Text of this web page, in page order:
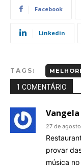
Facebook
Linkedin
TAGS:
1 COMENTÁRIO
27 de
provar
música